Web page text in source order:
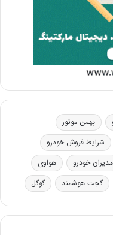
بهمن موتور
شرایط فروش خودرو
مدیران خودرو
هواوی
گجت هوشمند گوگل